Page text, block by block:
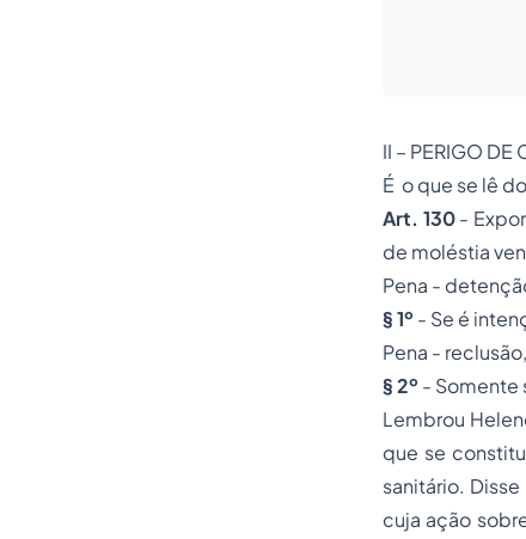
II – PERIGO DE
É o que se lê
Art. 130-
de moléstia
Pena -
§ 1º- Se é
Pena -
§ 2º- Somente
Lembrou
que se
sanitário.
cuja ação